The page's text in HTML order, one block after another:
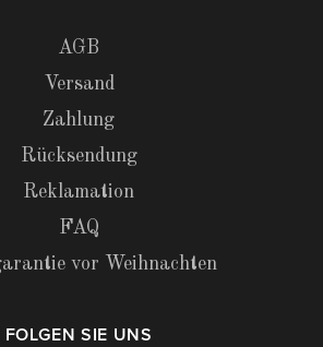
AGB
Versand
Zahlung
Rücksendung
Reklamation
FAQ
vor Weihnachten
FOLGEN SIE UNS